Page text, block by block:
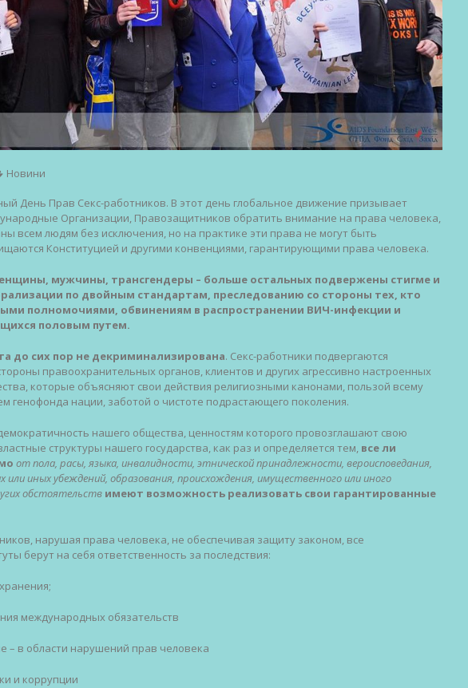
Новини
День Прав Секс-работников. В этот день глобальное движение призывает
Организации, Правозащитников обратить внимание на права человека,
всем людям без исключения, но на практике эти права не могут быть
Конституцией и другими конвенциями, гарантирующими права человека.
мужчины, трансгендеры – больше остальных подвержены стигме и
по двойным стандартам, преследованию со стороны тех, кто
полномочиями, обвинениям в распространении ВИЧ-инфекции и
половым путем.
до сих пор не декриминализирована. Секс-работники подвергаются
правоохранительных органов, клиентов и других агрессивно настроенных
которые объясняют свои действия религиозными канонами, пользой всему
генофонда нации, заботой о чистоте подрастающего поколения.
нашего общества, ценностям которого провозглашают свою
структуры нашего государства, как раз и определяется тем, все ли
от пола, расы, языка, инвалидности, этнической принадлежности, вероисповедания,
или иных убеждений, образования, происхождения, имущественного или иного
обстоятельств имеют возможность реализовать свои гарантированные
нарушая права человека, не обеспечивая защиту законом, все
берут на себя ответственность за последствия:
международных обязательств
– в области нарушений прав человека
и коррупции